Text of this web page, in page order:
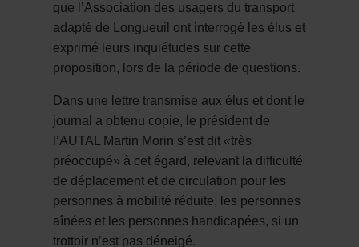
que l’Association des usagers du transport
adapté de Longueuil ont interrogé les élus et
exprimé leurs inquiétudes sur cette
proposition, lors de la période de questions.
Dans une lettre transmise aux élus et dont le
journal a obtenu copie, le président de
l’AUTAL Martin Morin s’est dit «très
préoccupé» à cet égard, relevant la difficulté
de déplacement et de circulation pour les
personnes à mobilité réduite, les personnes
aînées et les personnes handicapées, si un
trottoir n’est pas déneigé.